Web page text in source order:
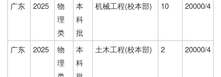
广东 2025
物
理
类
本
科
批
机械工程(校本部) 10 20000/4
广东 2025
物
理
本
科
土木工程(校本部) 2 20000/4